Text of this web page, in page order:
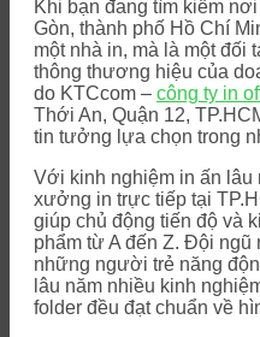
Khi bạn đang tìm kiếm
Gòn, thành phố Hồ Chí
một nhà in, mà là một đối
thông thương hiệu của
do KTCcom – công ty in
Thới An, Quận 12,
tin tưởng lựa chọn trong
Với kinh nghiệm in ấn lâu
xưởng in trực tiếp tại
giúp chủ động tiến độ và
phẩm từ A đến Z. Đội ngũ
những người trẻ năng
lâu năm nhiều kinh
folder đều đạt chuẩn về